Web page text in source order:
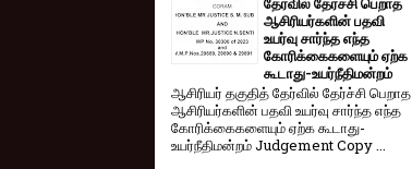
ஆசிரியர்களின் பதவி
உயர்வு சார்ந்த எந்த
கோரிக்கைகளையும் ஏற்க
கூடாது-உயர்நீதிமன்றம்
ஆசிரியர் தகுதித் தேர்வில் தேர்ச்சி பெறாத
ஆசிரியர்களின் பதவி உயர்வு சார்ந்த எந்த
கோரிக்கைகளையும் ஏற்க கூடாது-
உயர்நீதிமன்றம் Judgement Copy ...